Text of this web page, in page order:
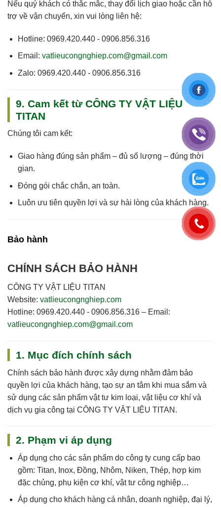
Nếu quý khách có thắc mắc, thay đổi lịch giao hoặc cần hỗ
trợ về vận chuyển, xin vui lòng liên hệ:
Hotline: 0969.420.440 - 0906.856.316
Email: vatlieucongnghiep.com@gmail.com
Zalo: 0969.420.440 - 0906.856.316
9. Cam kết từ CÔNG TY VẬT LIỆU
TITAN
Chúng tôi cam kết:
Giao hàng đúng sản phẩm – đủ số lượng – đúng thời
gian.
Đóng gói chắc chắn, an toàn.
Luôn ưu tiên quyền lợi và sự hài lòng của khách hàng.
Bảo hành
CHÍNH SÁCH BẢO HÀNH
CÔNG TY VẬT LIỆU TITAN
Website: vatlieucongnghiep.com
Hotline: 0969.420.440 - 0906.856.316 – Email:
vatlieucongnghiep.com@gmail.com
1. Mục đích chính sách
Chính sách bảo hành được xây dựng nhằm đảm bảo
quyền lợi của khách hàng, tạo sự an tâm khi mua sắm và
sử dụng các sản phẩm vật tư kim loại, vật liệu cơ khí và
dịch vụ gia công tại CÔNG TY VẬT LIỆU TITAN .
2. Phạm vi áp dụng
Áp dụng cho các sản phẩm do công ty cung cấpbao
gồm: Titan, Inox, Đồng, Nhôm, Niken, Thép, hợp kim
đặc chủng, phụ kiện cơ khí, vật tư công nghiệp…
Áp dụng cho khách hàng cá nhân, doanh nghiệp, đại lý,